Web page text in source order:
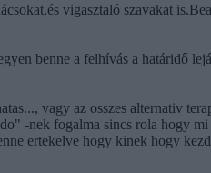
vigasztaló szavakat
benne a felhívás a határidő
vagy az osszes alternativ
-nek fogalma sincs rola hogy
ertekelve hogy kinek hogy